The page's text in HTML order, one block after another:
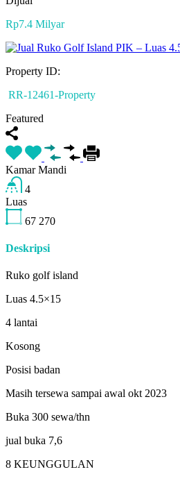
Rp7.4 Milyar
Property ID:
RR-12461-Property
Featured
Kamar Mandi
4
Luas
67 270
Deskripsi
Ruko golf island
Luas 4.5×15
4 lantai
Kosong
Posisi badan
Masih tersewa sampai awal okt 2023
Buka 300 sewa/thn
jual buka 7,6
8 KEUNGGULAN